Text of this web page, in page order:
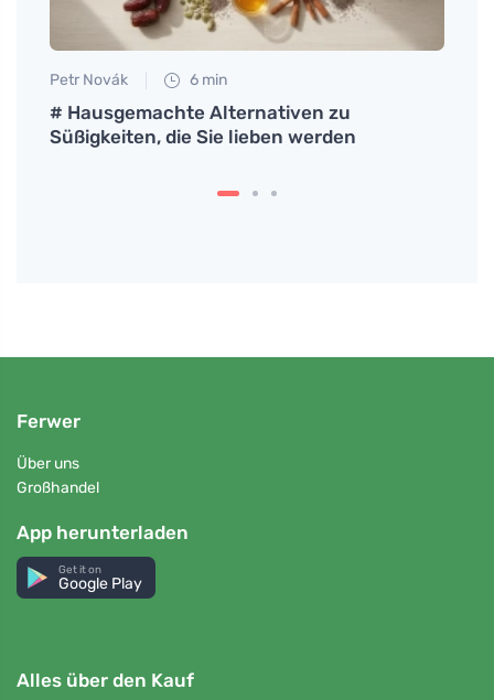
Petr Novák 6 min
# Hausgemachte Alternativen zu
Süßigkeiten, die Sie lieben werden
Ferwer
Über uns
Großhandel
App herunterladen
Get it on
Google Play
Alles über den Kauf